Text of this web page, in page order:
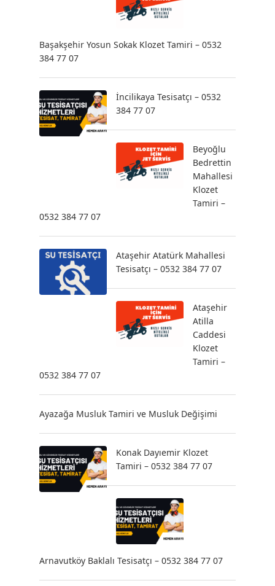
Başakşehir Yosun Sokak Klozet Tamiri – 0532
384 77 07
İncilikaya Tesisatçı – 0532
384 77 07
Beyoğlu
Bedrettin
Mahallesi
Klozet
Tamiri –
0532 384 77 07
Ataşehir Atatürk Mahallesi
Tesisatçı – 0532 384 77 07
Ataşehir
Atilla
Caddesi
Klozet
Tamiri –
0532 384 77 07
Ayazağa Musluk Tamiri ve Musluk Değişimi
Konak Dayıemir Klozet
Tamiri – 0532 384 77 07
Arnavutköy Baklalı Tesisatçı – 0532 384 77 07